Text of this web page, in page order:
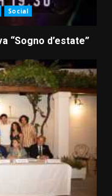
Social
“Sogno d’estate”